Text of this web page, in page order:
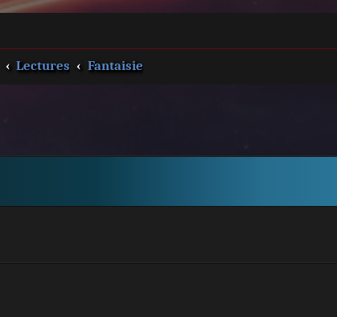
Lectures Fantaisie